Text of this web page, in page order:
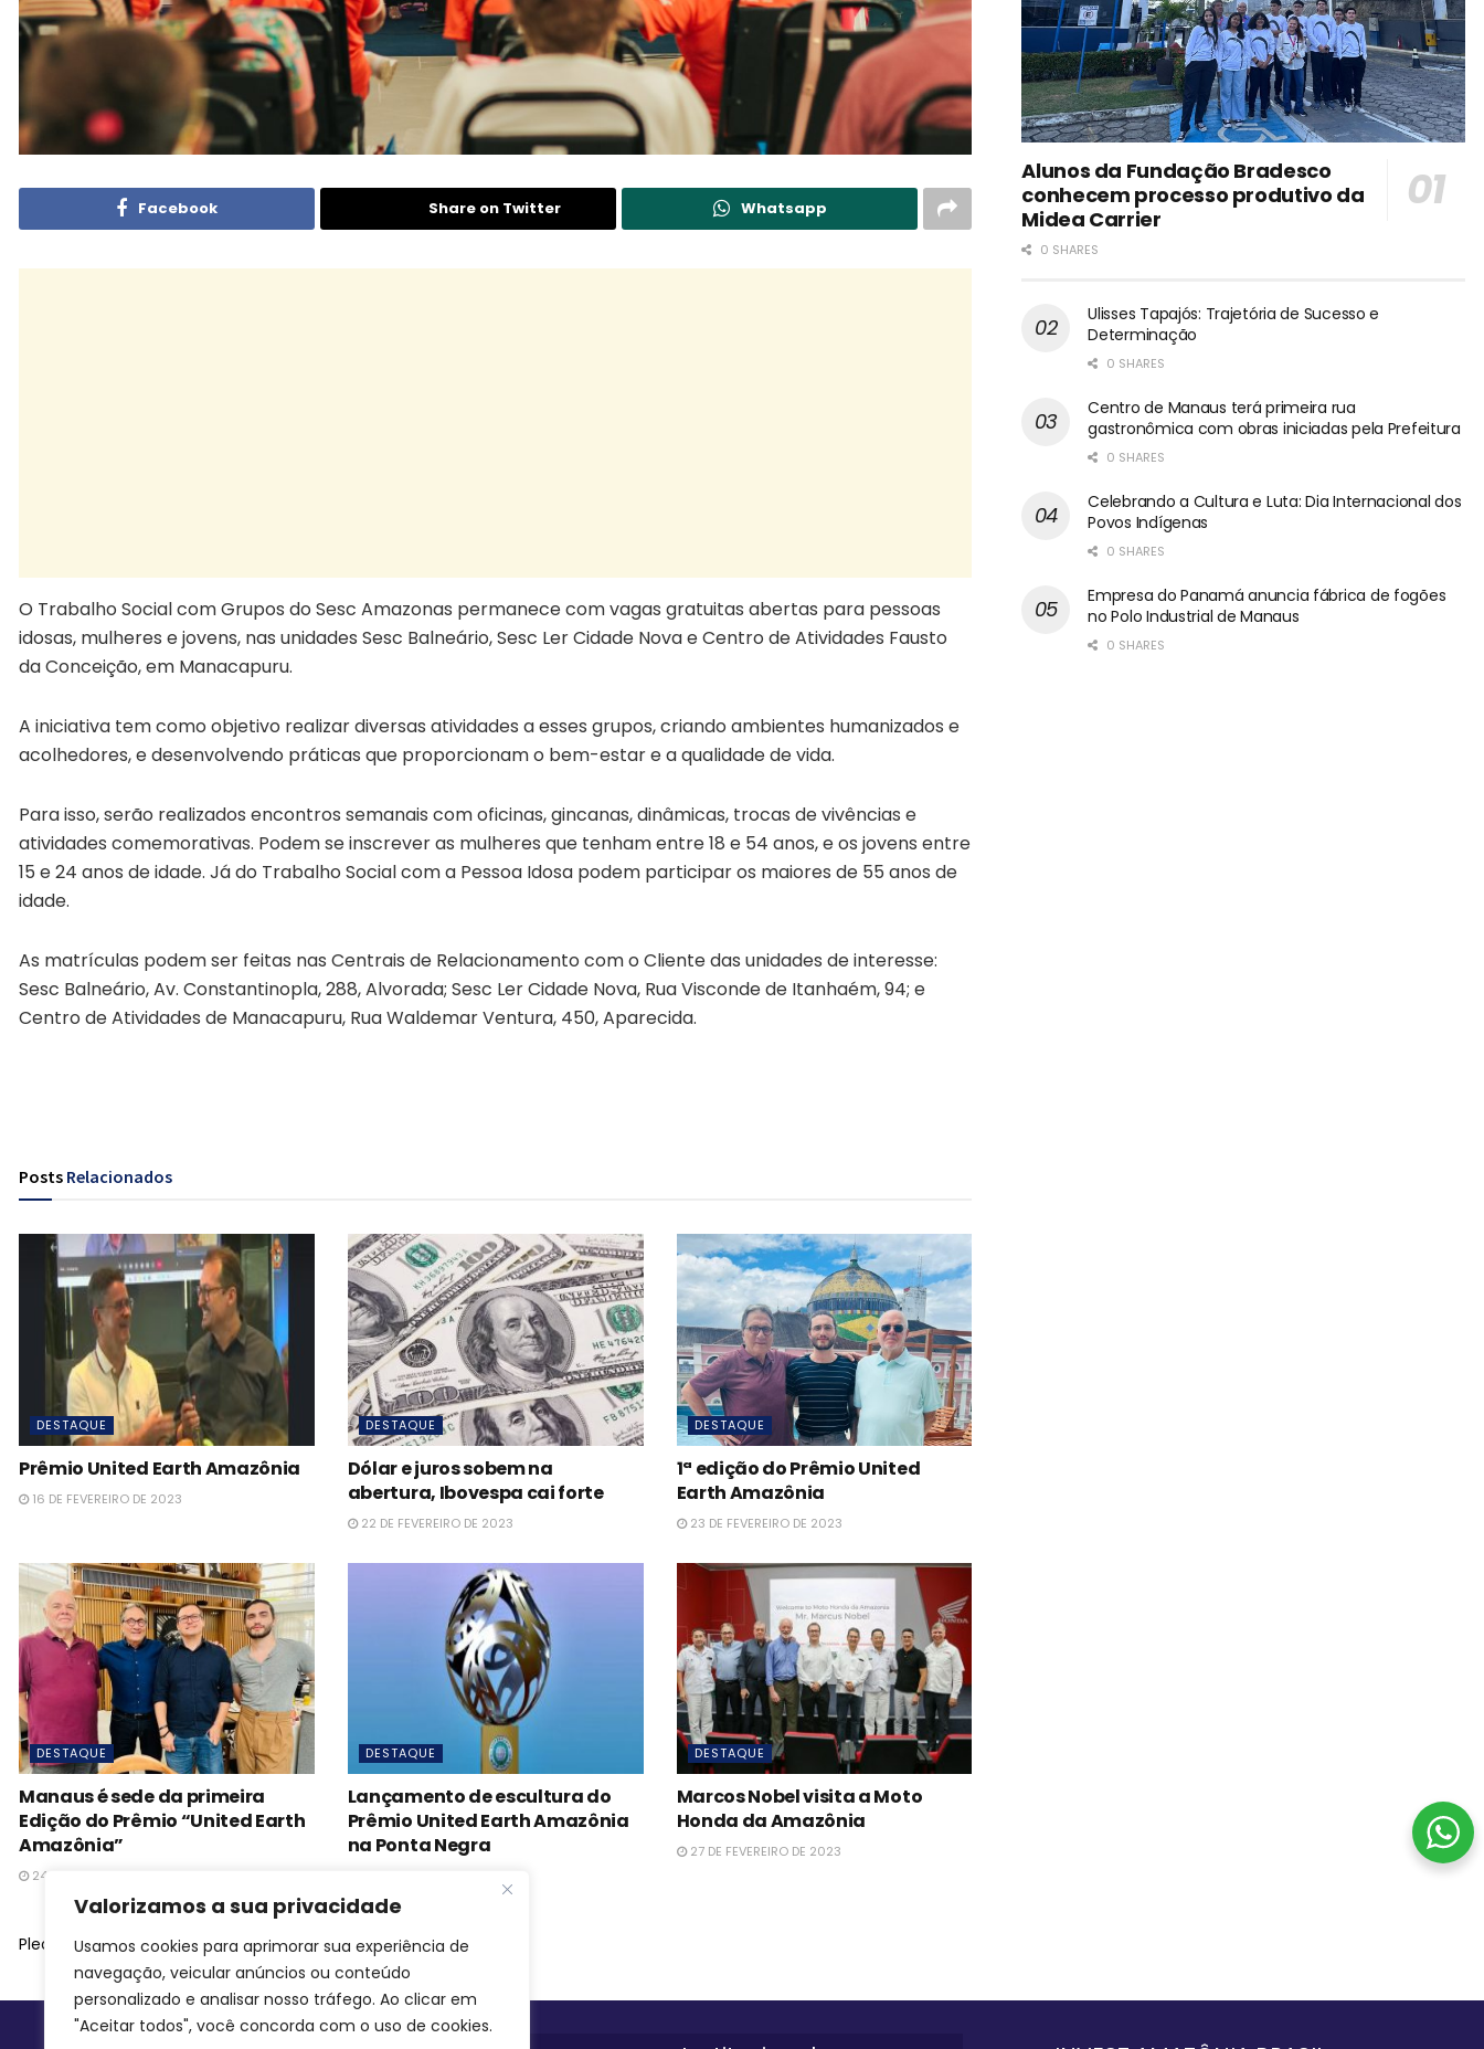
Valorizamos a sua privacidade
Usamos cookies para aprimorar sua experiência de
navegação, veicular anúncios ou conteúdo
personalizado e analisar nosso tráfego. Ao clicar em
"Aceitar todos", você concorda com o uso de cookies.
Facebook Share on Twitter Whatsapp
O Trabalho Social com Grupos do Sesc Amazonas permanece com vagas gratuitas abertas para pessoas
idosas, mulheres e jovens, nas unidades Sesc Balneário, Sesc Ler Cidade Nova e Centro de Atividades Fausto
da Conceição, em Manacapuru.
A iniciativa tem como objetivo realizar diversas atividades a esses grupos, criando ambientes humanizados e
acolhedores, e desenvolvendo práticas que proporcionam o bem-estar e a qualidade de vida.
Para isso, serão realizados encontros semanais com oficinas, gincanas, dinâmicas, trocas de vivências e
atividades comemorativas. Podem se inscrever as mulheres que tenham entre 18 e 54 anos, e os jovens entre
15 e 24 anos de idade. Já do Trabalho Social com a Pessoa Idosa podem participar os maiores de 55 anos de
idade.
As matrículas podem ser feitas nas Centrais de Relacionamento com o Cliente das unidades de interesse:
Sesc Balneário, Av. Constantinopla, 288, Alvorada; Sesc Ler Cidade Nova, Rua Visconde de Itanhaém, 94; e
Centro de Atividades de Manacapuru, Rua Waldemar Ventura, 450, Aparecida.
Posts Relacionados
DESTAQUE
Prêmio United Earth Amazônia
16 DE FEVEREIRO DE 2023
DESTAQUE
Dólar e juros sobem na
abertura, Ibovespa cai forte
22 DE FEVEREIRO DE 2023
DESTAQUE
1ª edição do Prêmio United
Earth Amazônia
23 DE FEVEREIRO DE 2023
DESTAQUE
Manaus é sede da primeira
Edição do Prêmio “United Earth
Amazônia”
24 DE FEVEREIRO DE 2023
DESTAQUE
Lançamento de escultura do
Prêmio United Earth Amazônia
na Ponta Negra
DESTAQUE
Marcos Nobel visita a Moto
Honda da Amazônia
27 DE FEVEREIRO DE 2023
Please loginto join discussion
Alunos da Fundação Bradesco
conhecem processo produtivo da
Midea Carrier
0 SHARES
Ulisses Tapajós: Trajetória de Sucesso e
Determinação
0 SHARES
Centro de Manaus terá primeira rua
gastronômica com obras iniciadas pela Prefeitura
0 SHARES
Celebrando a Cultura e Luta: Dia Internacional dos
Povos Indígenas
0 SHARES
Empresa do Panamá anuncia fábrica de fogões
no Polo Industrial de Manaus
0 SHARES